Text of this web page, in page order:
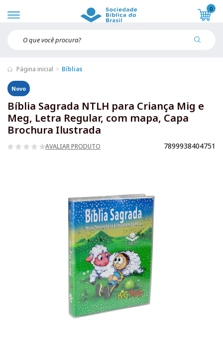
0
Página inicial Bíblias
Novo
Bíblia Sagrada NTLH para Criança Mig e
Meg, Letra Regular, com mapa, Capa
Brochura Ilustrada
AVALIAR PRODUTO 7899938404751